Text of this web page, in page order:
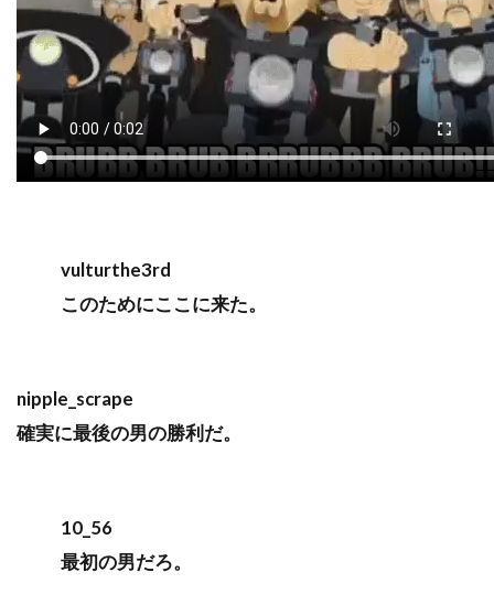
vulturthe3rd
このためにここに来た。
nipple_scrape
確実に最後の男の勝利だ。
10_56
最初の男だろ。